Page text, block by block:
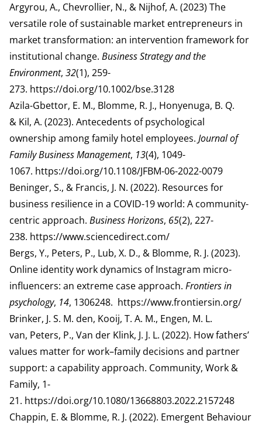
Argyrou, A., Chevrollier, N., & Nijhof, A. (2023) The
versatile role of sustainable market entrepreneurs in
market transformation: an intervention framework for
institutional change. Business Strategy and the
Environment, 32(1), 259-
273. https://doi.org/10.1002/bse.3128
Azila-Gbettor, E. M., Blomme, R. J., Honyenuga, B. Q.
& Kil, A. (2023). Antecedents of psychological
ownership among family hotel employees. Journal of
Family Business Management, 13(4), 1049-
1067. https://doi.org/10.1108/JFBM-06-2022-0079
Beninger, S., & Francis, J. N. (2022). Resources for
business resilience in a COVID-19 world: A community-
centric approach. Business Horizons, 65(2), 227-
238. https://www.sciencedirect.com/
Bergs, Y., Peters, P., Lub, X. D., & Blomme, R. J. (2023).
Online identity work dynamics of Instagram micro-
influencers: an extreme case approach. Frontiers in
psychology, 14, 1306248. https://www.frontiersin.org/
Brinker, J. S. M. den, Kooij, T. A. M., Engen, M. L.
van, Peters, P., Van der Klink, J. J. L. (2022). How fathers’
values matter for work–family decisions and partner
support: a capability approach. Community, Work &
Family, 1-
21. https://doi.org/10.1080/13668803.2022.2157248
Chappin, E. & Blomme, R. J. (2022). Emergent Behaviour